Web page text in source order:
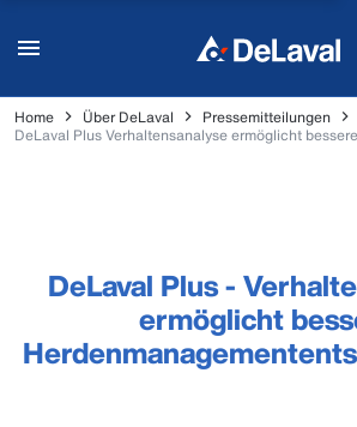
Home Über DeLaval
Pressemitteilungen
DeLaval Plus Verhaltensanalyse ermöglicht
DeLaval Plus -
ermöglicht